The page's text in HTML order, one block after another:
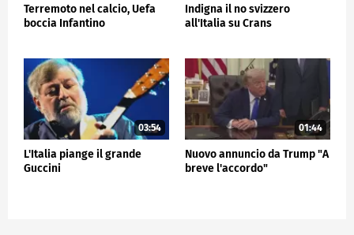
Terremoto nel calcio, Uefa
boccia Infantino
Indigna il no svizzero
all'Italia su Crans
03:54
L'Italia piange il grande
Guccini
01:44
Nuovo annuncio da Trump "A
breve l'accordo"